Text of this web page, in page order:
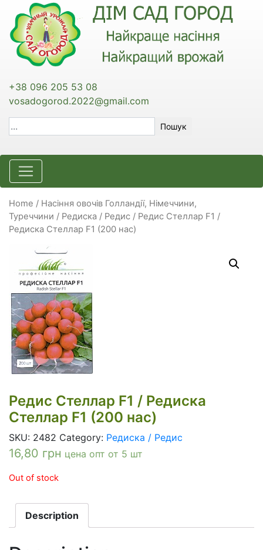
+38 096 205 53 08
vosadogorod.2022@gmail.com
Пошук
Home / Насіння овочів Голландії, Німеччини,
Туреччини / Редиска / Редис / Редис Стеллар F1 /
Редиска Стеллар F1 (200 нас)
Редис Стеллар F1 / Редиска
Стеллар F1 (200 нас)
SKU: 2482 Category: Редиска / Редис
16,80 грн цена опт от 5 шт
Out of stock
Description